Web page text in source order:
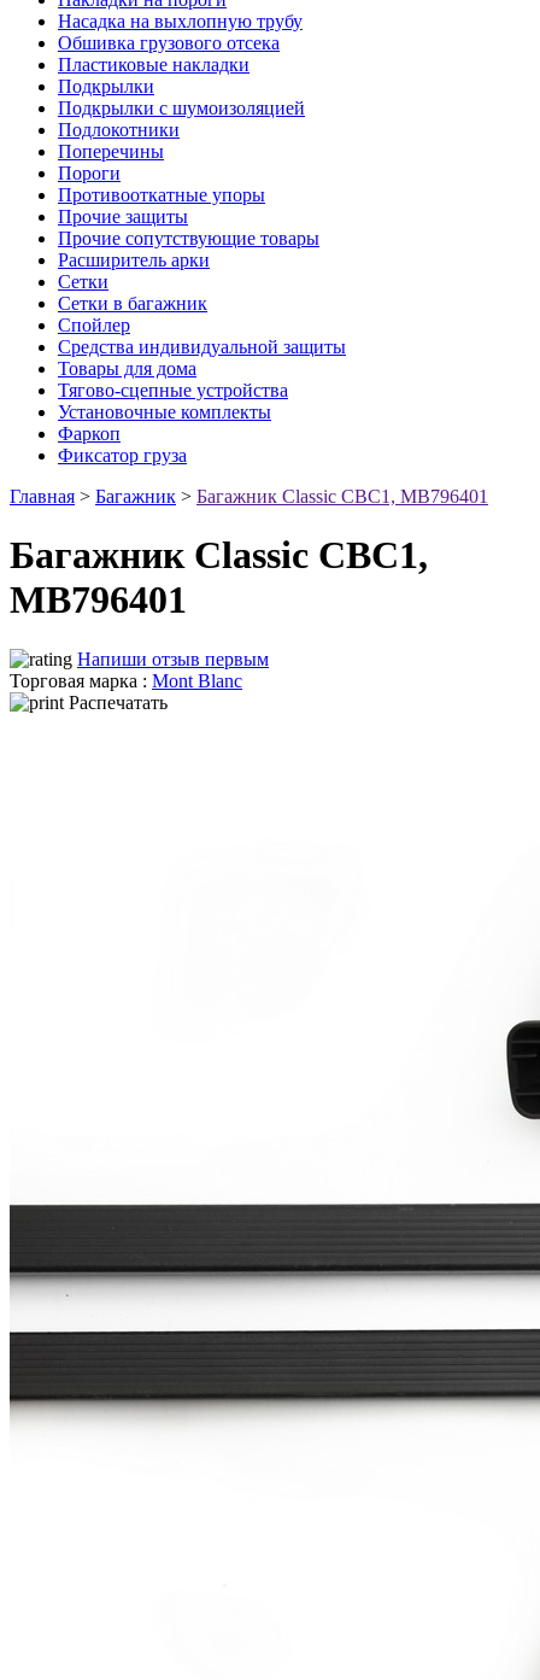
Насадка на выхлопную трубу
Обшивка грузового отсека
Пластиковые накладки
Подкрылки
Подкрылки с шумоизоляцией
Подлокотники
Поперечины
Пороги
Противооткатные упоры
Прочие защиты
Прочие сопутствующие товары
Расширитель арки
Сетки
Сетки в багажник
Спойлер
Средства индивидуальной защиты
Товары для дома
Тягово-сцепные устройства
Установочные комплекты
Фаркоп
Фиксатор груза
Главная > Багажник > Багажник Classic CBC1, MB796401
Багажник Classic CBC1,
MB796401
Напиши отзыв первым
Торговая марка : Mont Blanc
Распечатать